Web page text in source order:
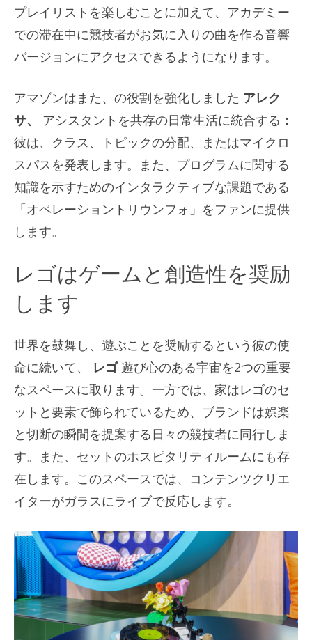
プレイリストを楽しむことに加えて、アカデミー
での滞在中に競技者がお気に入りの曲を作る音響
バージョンにアクセスできるようになります。
アマゾンはまた、の役割を強化しました アレク
サ、
アシスタントを共存の日常生活に統合する：
彼は、クラス、トピックの分配、またはマイクロ
スパスを発表します。また、プログラムに関する
知識を示すためのインタラクティブな課題である
「オペレーショントリウンフォ」をファンに提供
します。
レゴはゲームと創造性を奨励
します
世界を鼓舞し、遊ぶことを奨励するという彼の使
命に続いて、 レゴ遊び心のある宇宙を2つの重要
なスペースに取ります。一方では、家はレゴのセ
ットと要素で飾られているため、ブランドは娯楽
と切断の瞬間を提案する日々の競技者に同行しま
す。また、セットのホスピタリティルームにも存
在します。このスペースでは、コンテンツクリエ
イターがガラスにライブで反応します。